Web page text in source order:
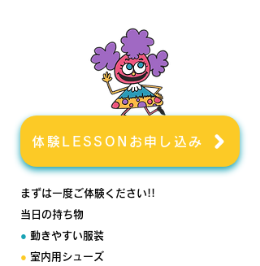
体験LESSONお申し込み
まずは一度ご体験ください!!
当日の持ち物
● 動きやすい服装
● 室内用シューズ